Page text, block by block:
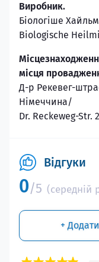
Виробник.
Біологіше
Biologische
місця
Д-р Рекевег-
Німеччина/
Dr. Reckeweg-Str.
Відгуки
0/5 (середній
+